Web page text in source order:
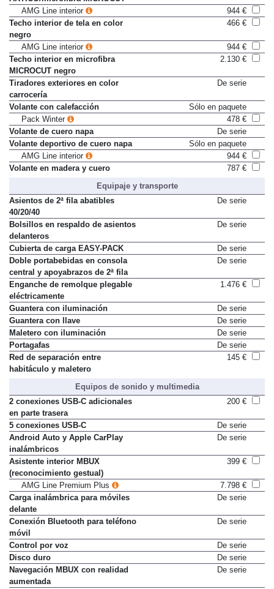
AMG Line interior
944 €
Techo interior de tela en color
negro
466 €
AMG Line interior
944 €
Techo interior en microfibra
MICROCUT negro
2.130 €
Tiradores exteriores en color
carrocería
De serie
Volante con calefacción
Sólo en paquete
Pack Winter
478 €
Volante de cuero napa
De serie
Volante deportivo de cuero napa
Sólo en paquete
AMG Line interior
944 €
Volante en madera y cuero
787 €
Equipaje y transporte
Asientos de 2ª fila abatibles
40/20/40
De serie
Bolsillos en respaldo de asientos
delanteros
De serie
Cubierta de carga EASY-PACK
De serie
Doble portabebidas en consola
central y apoyabrazos de 2ª fila
De serie
Enganche de remolque plegable
eléctricamente
1.476 €
Guantera con iluminación
De serie
Guantera con llave
De serie
Maletero con iluminación
De serie
Portagafas
De serie
Red de separación entre
habitáculo y maletero
145 €
Equipos de sonido y multimedia
2 conexiones USB-C adicionales
en parte trasera
200 €
5 conexiones USB-C
De serie
Android Auto y Apple CarPlay
inalámbricos
De serie
Asistente interior MBUX
(reconocimiento gestual)
399 €
AMG Line Premium Plus
7.798 €
Carga inalámbrica para móviles
delante
De serie
Conexión Bluetooth para teléfono
móvil
De serie
Control por voz
De serie
Disco duro
De serie
Navegación MBUX con realidad
aumentada
De serie